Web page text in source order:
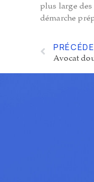
plus large
démarche
Avocat